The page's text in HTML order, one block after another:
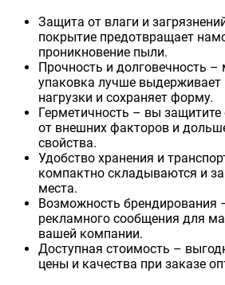
Защита от влаги и
покрытие предотвращает
проникновение пыли.
Прочность и долговечность –
упаковка лучше выдерживает
нагрузки и сохраняет форму.
Герметичность – вы
от внешних факторов и
свойства.
Удобство хранения и
компактно складываются и
места.
Возможность брендирования
рекламного сообщения для
вашей компании.
Доступная стоимость –
цены и качества при заказе